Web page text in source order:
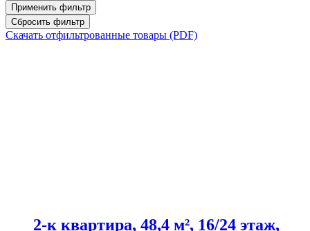
Применить фильтр
Сбросить фильтр
Скачать отфильтрованные товары (PDF)
2-к квартира, 48,4 м², 16/24 этаж,